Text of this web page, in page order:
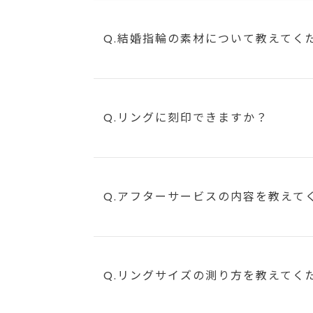
Q.結婚指輪の素材について教えてく
Q.リングに刻印できますか？
Q.アフターサービスの内容を教えて
Q.リングサイズの測り方を教えてく